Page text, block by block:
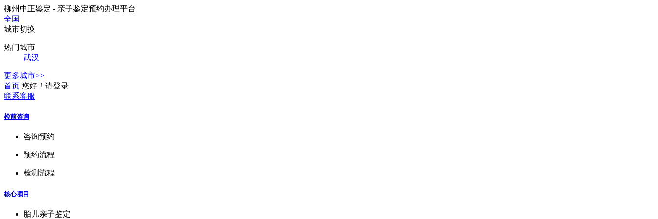
柳州中正鉴定 - 亲子鉴定预约办理平台
全国
城市切换
热门城市
武汉
更多城市>>
首页 您好！请登录
联系客服
检前咨询
咨询预约
预约流程
检测流程
核心项目
胎儿亲子鉴定